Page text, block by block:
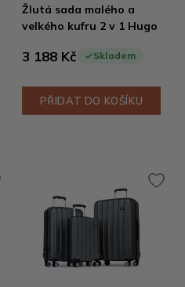
Žlutá sada malého a
velkého kufru 2 v 1 Hugo
3 188 Kč Skladem
PŘIDAT DO KOŠÍKU